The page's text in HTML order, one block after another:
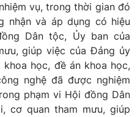
vụ, trong thời gian đó
nhận và áp dụng có hiệu
Dân tộc, Ủy ban của
giúp việc của Đảng ủy
học, đề án khoa học,
nghệ đã được nghiệm
phạm vi Hội đồng Dân
cơ quan tham mưu, giúp